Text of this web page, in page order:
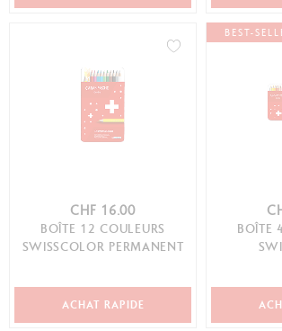
CHF 16.00
BOÎTE 12 COULEURS
SWISSCOLOR PERMANENT
ACHAT RAPIDE
BEST-
BOÎTE